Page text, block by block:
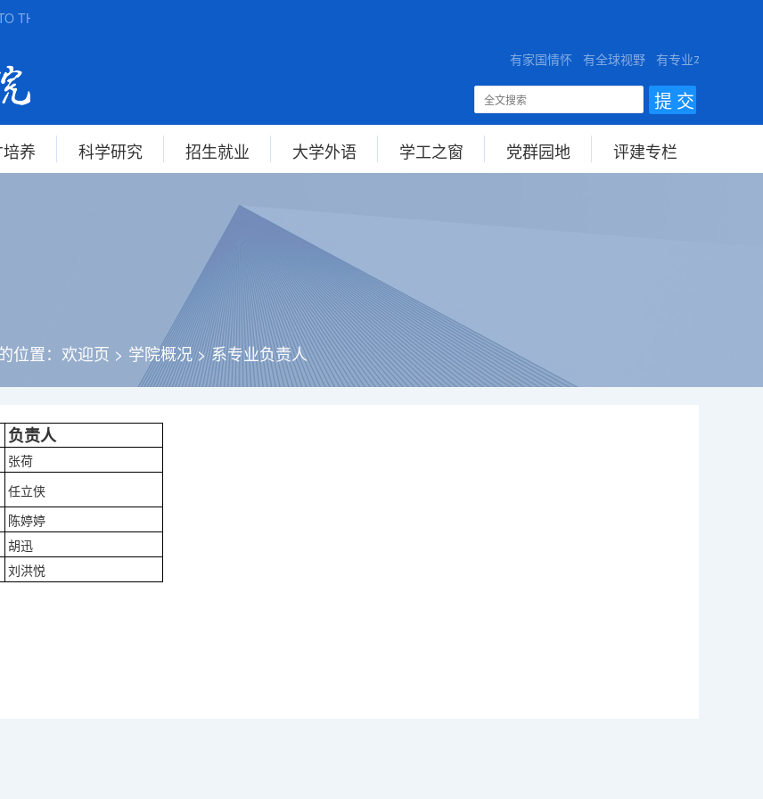
THE SCHOOL OF FOREIGN STUDIES, ANHUI NORMAL UNIVERSITY
有家国情怀 有全球视野 有专业本领
养 科学研究 招生就业 大学外语 学工之窗 党群园地 评建专栏
位置： 欢迎页 > 学院概况>系专业负责人
负责人
张荷
任立侠
陈婷婷
胡迅
刘洪悦